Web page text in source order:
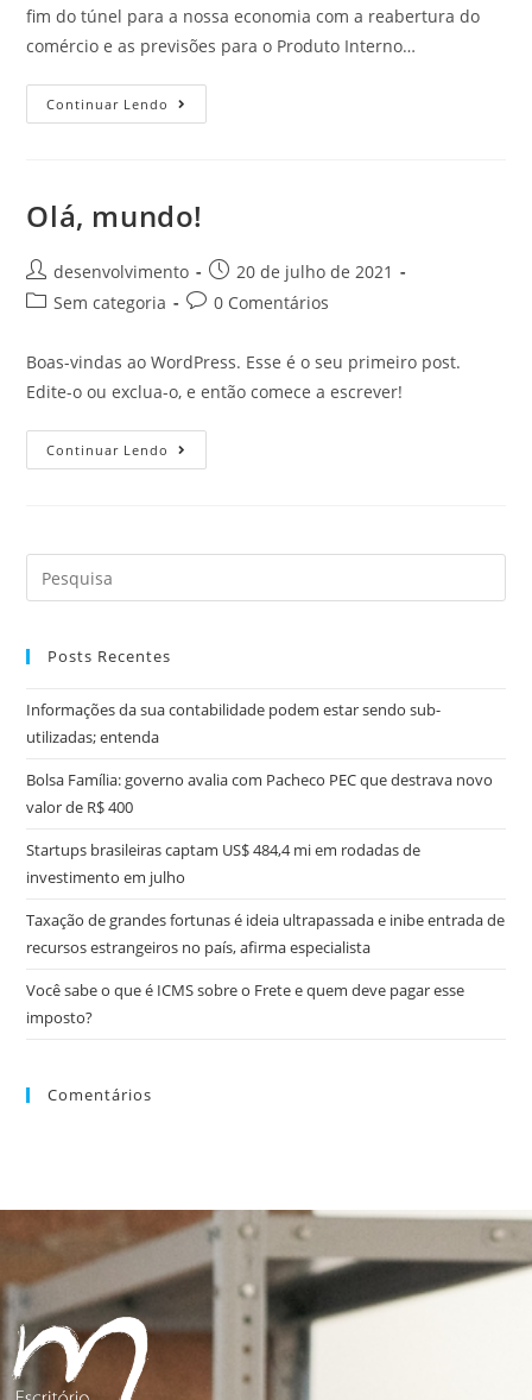
fim do túnel para a nossa economia com a reabertura do
comércio e as previsões para o Produto Interno…
Continuar Lendo
Olá, mundo!
desenvolvimento
20 de julho de 2021
Sem categoria
0 Comentários
Boas-vindas ao WordPress. Esse é o seu primeiro post.
Edite-o ou exclua-o, e então comece a escrever!
Continuar Lendo
Posts Recentes
Informações da sua contabilidade podem estar sendo sub-
utilizadas; entenda
Bolsa Família: governo avalia com Pacheco PEC que destrava novo
valor de R$ 400
Startups brasileiras captam US$ 484,4 mi em rodadas de
investimento em julho
Taxação de grandes fortunas é ideia ultrapassada e inibe entrada de
recursos estrangeiros no país, afirma especialista
Você sabe o que é ICMS sobre o Frete e quem deve pagar esse
imposto?
Comentários